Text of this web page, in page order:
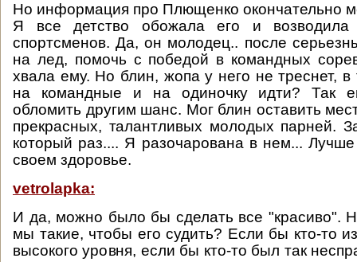
Но информация про Плющенко окончательно
Я все детство обожала его и возводила
спортсменов. Да, он молодец.. после
на лед, помочь с победой в командных
хвала ему. Но блин, жопа у него не треснет, в
на командные и на одиночку идти? Так
обломить другим шанс. Мог блин оставить
прекрасных, талантливых молодых парней.
который раз.... Я разочарована в нем...
своем здоровье.
vetrolapka:
И да, можно было бы сделать все "красиво".
мы такие, чтобы его судить? Если бы кто-то
высокого уровня, если бы кто-то был так